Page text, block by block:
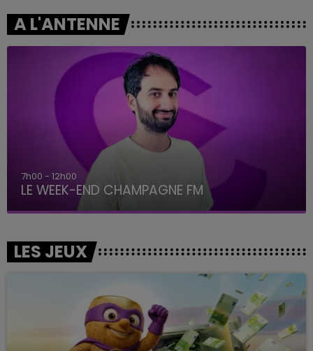
A L'ANTENNE
16h00 - 20h00
LE WEEK-END CHAMPAGNE FM
LES JEUX